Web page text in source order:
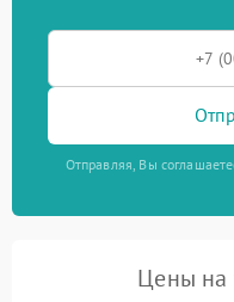
Отправляя, Вы
Цены на